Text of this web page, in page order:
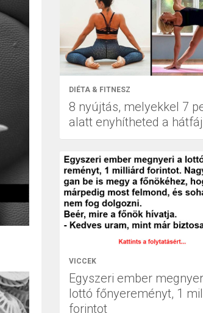
DIÉTA & FITNESZ
8 nyújtás, melyekkel 7
alatt enyhítheted a
VICCEK
Egyszeri ember
lottó főnyereményt, 1
forintot